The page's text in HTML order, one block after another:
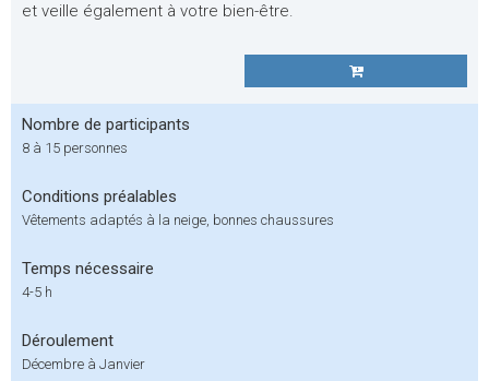
et veille également à votre bien-être.
Nombre de participants
8 à 15 personnes
Conditions préalables
Vêtements adaptés à la neige, bonnes chaussures
Temps nécessaire
4-5 h
Déroulement
Décembre à Janvier